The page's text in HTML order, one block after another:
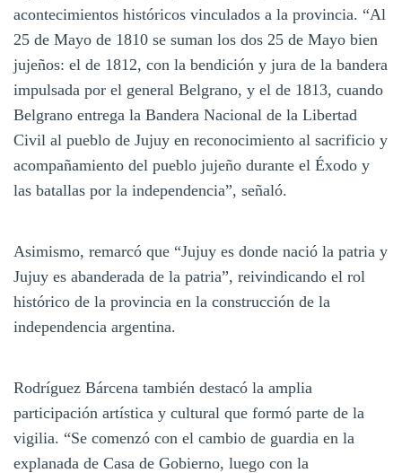
acontecimientos históricos vinculados a la provincia. “Al
25 de Mayo de 1810 se suman los dos 25 de Mayo bien
jujeños: el de 1812, con la bendición y jura de la bandera
impulsada por el general Belgrano, y el de 1813, cuando
Belgrano entrega la Bandera Nacional de la Libertad
Civil al pueblo de Jujuy en reconocimiento al sacrificio y
acompañamiento del pueblo jujeño durante el Éxodo y
las batallas por la independencia”, señaló.
Asimismo, remarcó que “Jujuy es donde nació la patria y
Jujuy es abanderada de la patria”, reivindicando el rol
histórico de la provincia en la construcción de la
independencia argentina.
Rodríguez Bárcena también destacó la amplia
participación artística y cultural que formó parte de la
vigilia. “Se comenzó con el cambio de guardia en la
explanada de Casa de Gobierno, luego con la